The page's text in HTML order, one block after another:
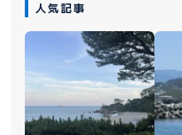
メールで
WEBで
人気記事